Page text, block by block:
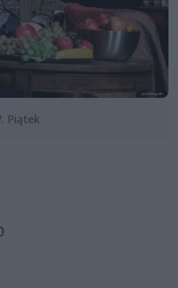
Piątek